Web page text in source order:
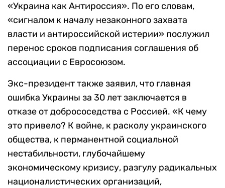
«Украина как Антироссия». По его словам,
«сигналом к началу незаконного захвата
власти и антироссийской истерии» послужил
перенос сроков подписания соглашения об
ассоциации с Евросоюзом.
Экс-президент также заявил, что главная
ошибка Украины за 30 лет заключается в
отказе от добрососедства с Россией. «К чему
это привело? К войне, к расколу украинского
общества, к перманентной социальной
нестабильности, глубочайшему
экономическому кризису, разгулу радикальных
националистических организаций,